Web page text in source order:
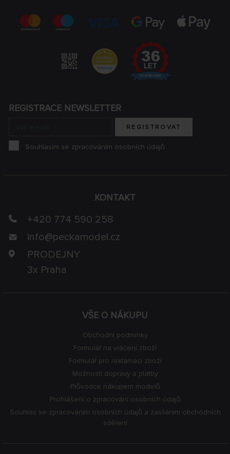
VŠE O NÁKUPU
Obchodní podmínky
Formulář na vrácení zboží
Formulář pro reklamaci zboží
Možnosti dopravy a platby
Průvodce nákupem modelů
Prohlášení o zpracování osobních údajů
Souhlas se zpracováním osobních údajů a zasíláním obchodních
sdělení
KONTAKT
+420 774 590 258
info@peckamodel.cz
PRODEJNY
3x Praha
REGISTRACE NEWSLETTER
REGISTROVAT
Souhlasím se zpracováním osobních údajů